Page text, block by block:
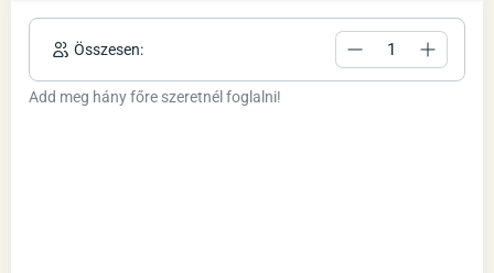
Összesen:
Add meg hány főre szeretnél foglalni!